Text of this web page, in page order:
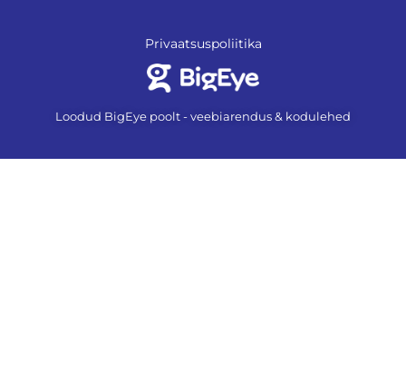
Privaatsuspoliitika
Loodud BigEye poolt - veebiarendus & kodulehed